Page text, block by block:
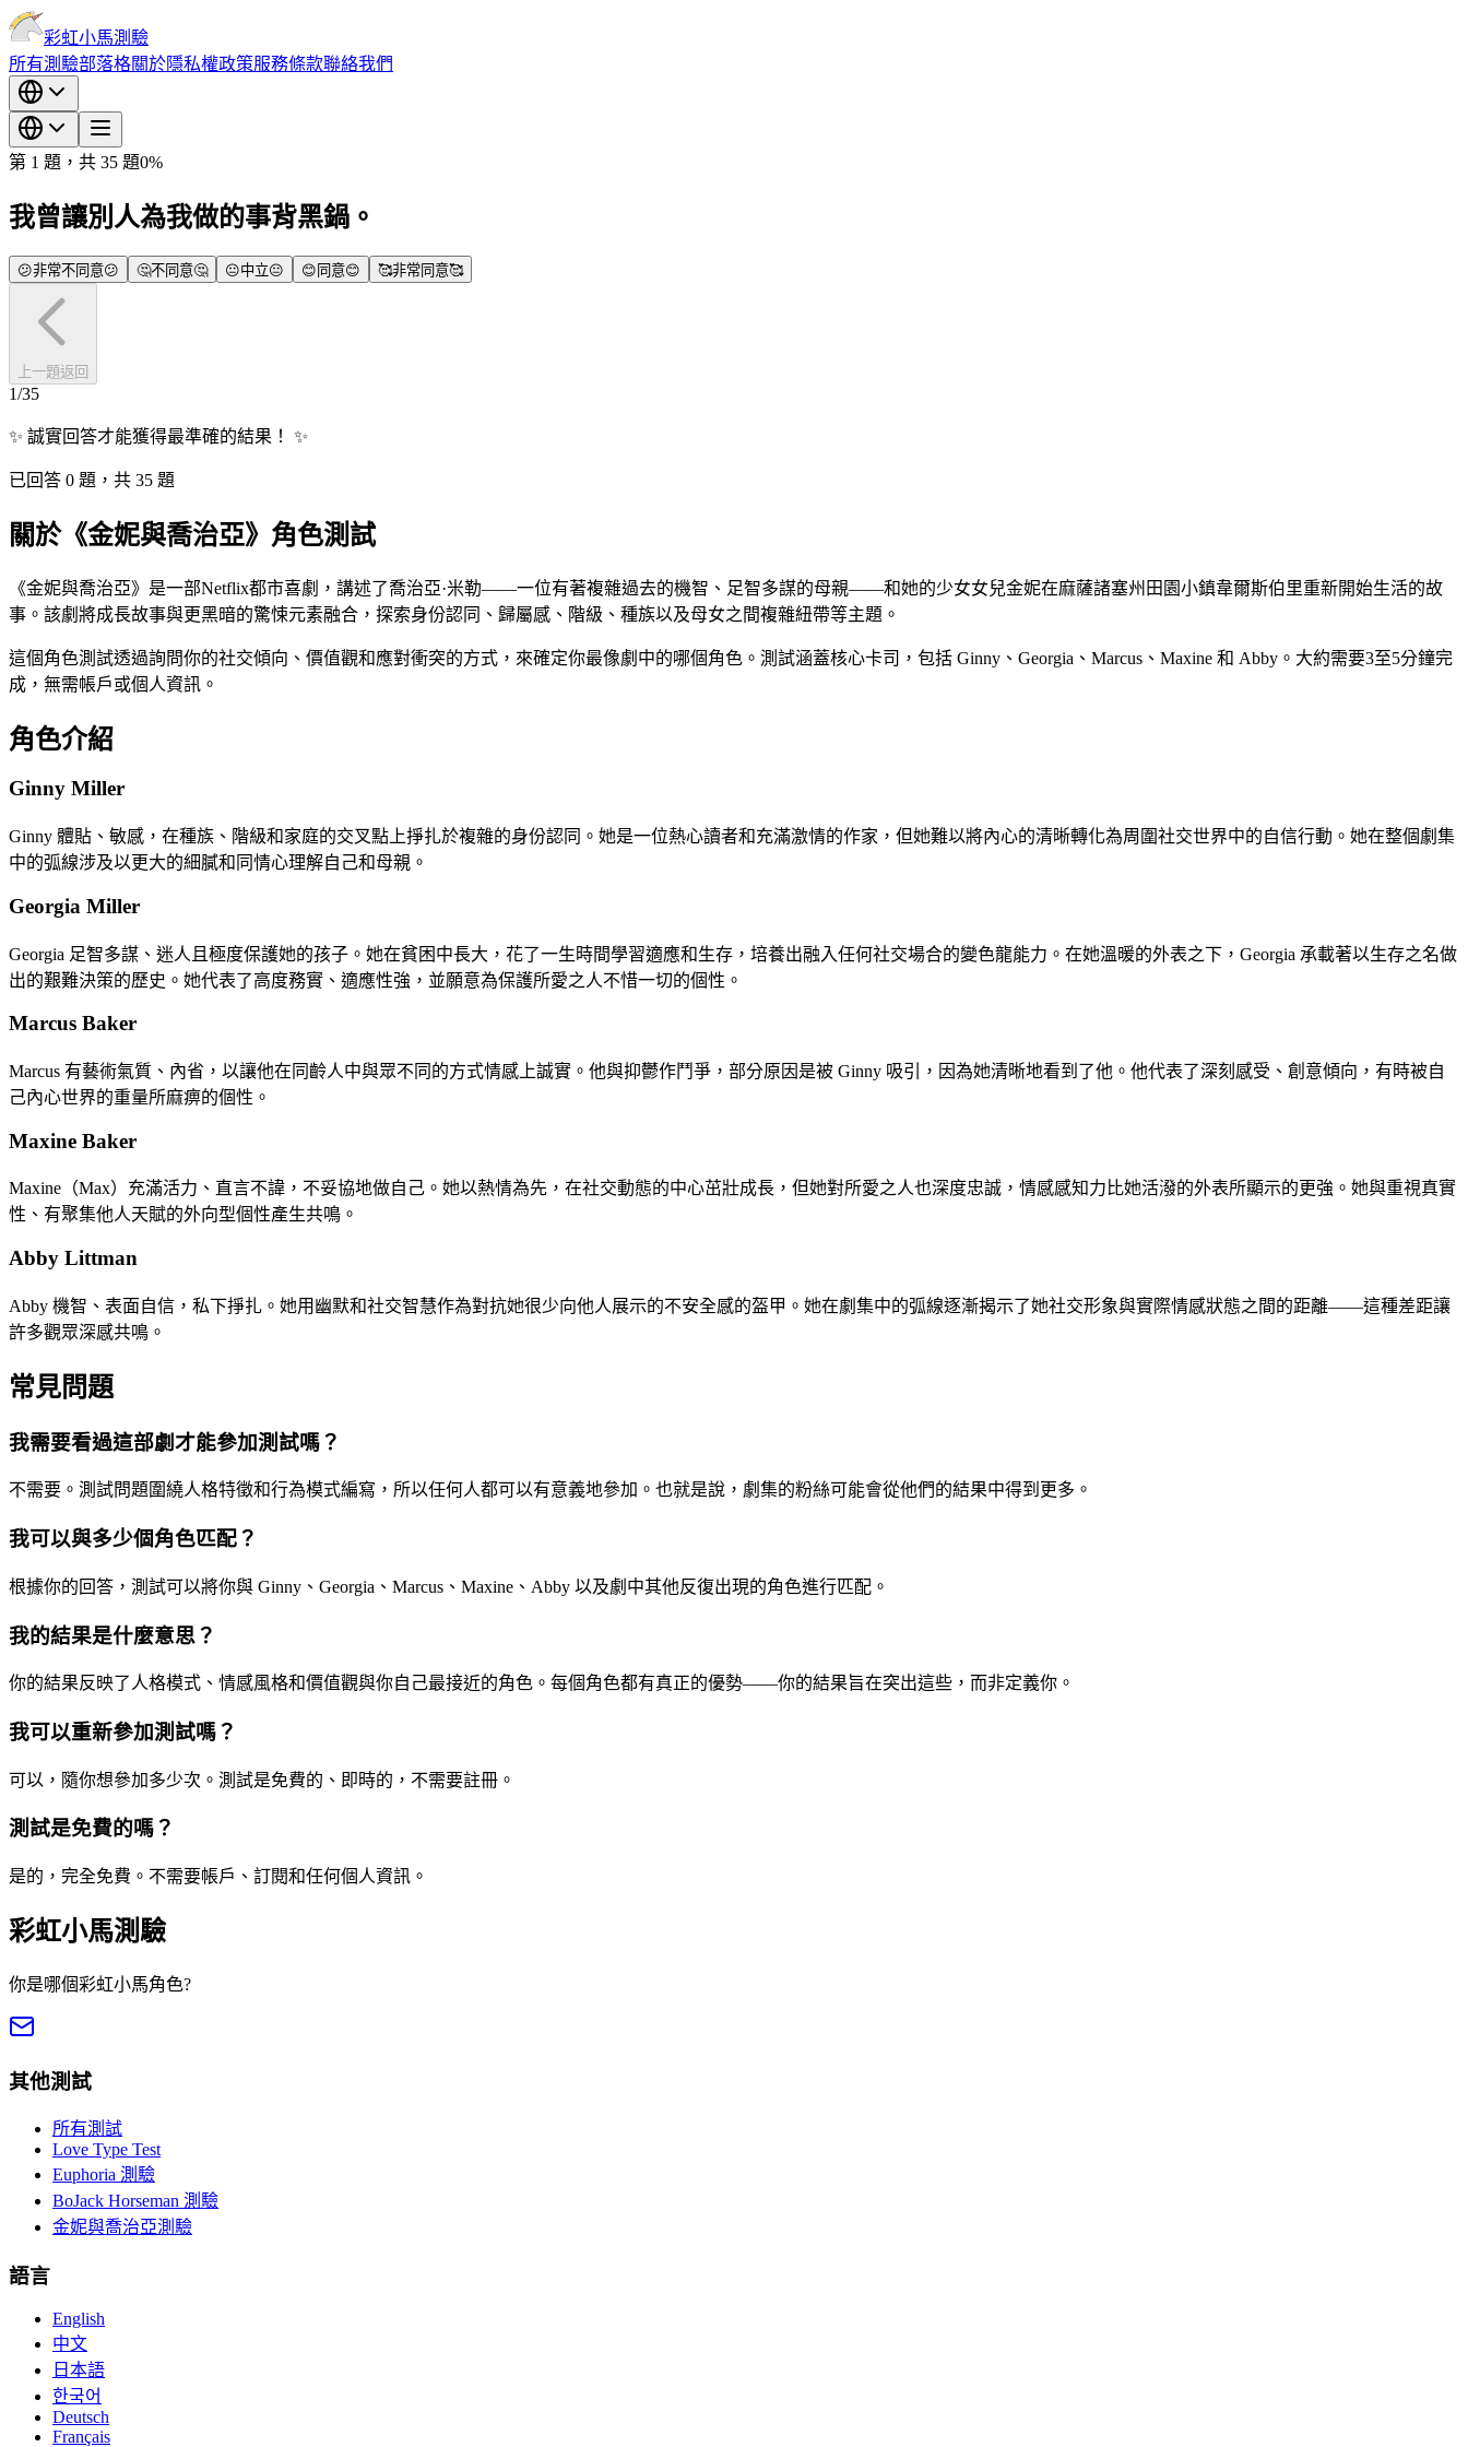
彩虹小馬測驗
所有測驗部落格關於隱私權政策服務條款聯絡我們
第 1 題，共 35 題0%
我曾讓別人為我做的事背黑鍋。
😕非常不同意😕 🤔不同意🤔 😐中立😐 😊 同意😊 🥰非常同意🥰
上一題返回
1/35
✨ 誠實回答才能獲得最準確的結果！ ✨
已回答 0 題，共 35 題
關於《金妮與喬治亞》角色測試
《金妮與喬治亞》是一部Netflix都市喜劇，講述了喬治亞·米勒——一位有著複雜過去的機智、足智多謀的母親——和她的少女女兒金妮在麻薩諸塞州田園小鎮韋爾斯伯里重新開始生活的故
事。該劇將成長故事與更黑暗的驚悚元素融合，探索身份認同、歸屬感、階級、種族以及母女之間複雜紐帶等主題。
這個角色測試透過詢問你的社交傾向、價值觀和應對衝突的方式，來確定你最像劇中的哪個角色。測試涵蓋核心卡司，包括 Ginny、Georgia、Marcus、Maxine 和 Abby。大約需要3至5分鐘完
成，無需帳戶或個人資訊。
角色介紹
Ginny Miller
Ginny 體貼、敏感，在種族、階級和家庭的交叉點上掙扎於複雜的身份認同。她是一位熱心讀者和充滿激情的作家，但她難以將內心的清晰轉化為周圍社交世界中的自信行動。她在整個劇集
中的弧線涉及以更大的細膩和同情心理解自己和母親。
Georgia Miller
Georgia 足智多謀、迷人且極度保護她的孩子。她在貧困中長大，花了一生時間學習適應和生存，培養出融入任何社交場合的變色龍能力。在她溫暖的外表之下，Georgia 承載著以生存之名做
出的艱難決策的歷史。她代表了高度務實、適應性強，並願意為保護所愛之人不惜一切的個性。
Marcus Baker
Marcus 有藝術氣質、內省，以讓他在同齡人中與眾不同的方式情感上誠實。他與抑鬱作鬥爭，部分原因是被 Ginny 吸引，因為她清晰地看到了他。他代表了深刻感受、創意傾向，有時被自
己內心世界的重量所麻痹的個性。
Maxine Baker
Maxine（Max）充滿活力、直言不諱，不妥協地做自己。她以熱情為先，在社交動態的中心茁壯成長，但她對所愛之人也深度忠誠，情感感知力比她活潑的外表所顯示的更強。她與重視真實
性、有聚集他人天賦的外向型個性產生共鳴。
Abby Littman
Abby 機智、表面自信，私下掙扎。她用幽默和社交智慧作為對抗她很少向他人展示的不安全感的盔甲。她在劇集中的弧線逐漸揭示了她社交形象與實際情感狀態之間的距離——這種差距讓
許多觀眾深感共鳴。
常見問題
我需要看過這部劇才能參加測試嗎？
不需要。測試問題圍繞人格特徵和行為模式編寫，所以任何人都可以有意義地參加。也就是說，劇集的粉絲可能會從他們的結果中得到更多。
我可以與多少個角色匹配？
根據你的回答，測試可以將你與 Ginny、Georgia、Marcus、Maxine、Abby 以及劇中其他反復出現的角色進行匹配。
我的結果是什麼意思？
你的結果反映了人格模式、情感風格和價值觀與你自己最接近的角色。每個角色都有真正的優勢——你的結果旨在突出這些，而非定義你。
我可以重新參加測試嗎？
可以，隨你想參加多少次。測試是免費的、即時的，不需要註冊。
測試是免費的嗎？
是的，完全免費。不需要帳戶、訂閱和任何個人資訊。
彩虹小馬測驗
你是哪個彩虹小馬角色?
其他測試
所有測試
Love Type Test
Euphoria 測驗
BoJack Horseman 測驗
金妮與喬治亞測驗
語言
English
中文
日本語
한국어
Deutsch
Français